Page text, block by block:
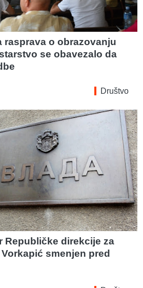
rasprava o obrazovanju
se obavezalo da
Društvo
Republičke direkcije za
smenjen pred